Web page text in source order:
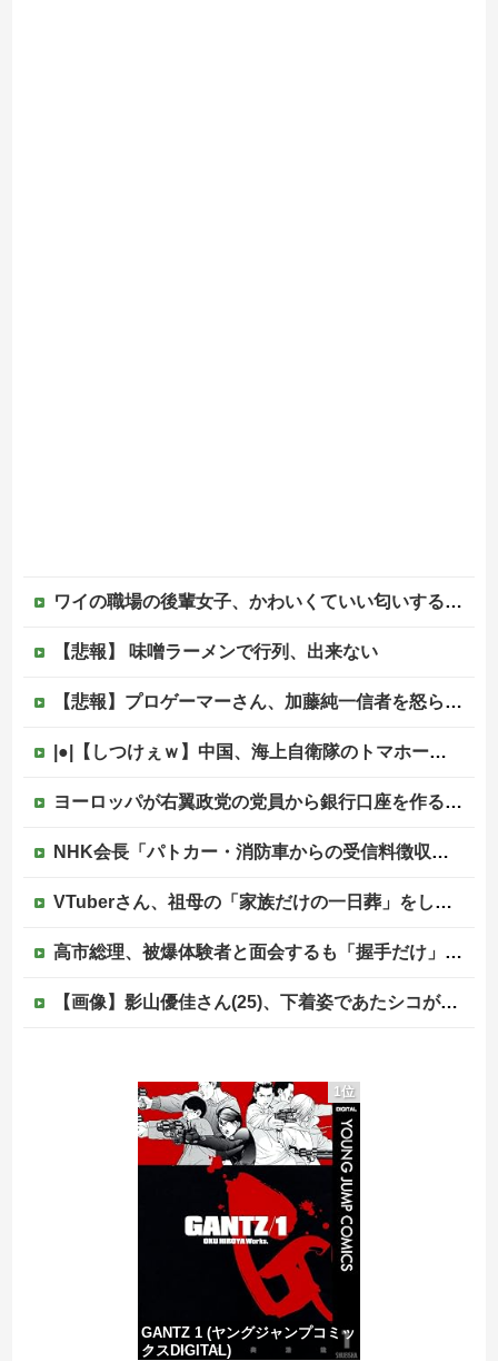
ワイの職場の後輩女子、かわいくていい匂いするけどマジでとんでもなく無能
【悲報】 味噌ラーメンで行列、出来ない
【悲報】プロゲーマーさん、加藤純一信者を怒らせてしまった結果、好き嫌い5位にwwwwwwww
|●|【しつけぇｗ】中国、海上自衛隊のトマホーク試射を批判「周辺の安全保障上の脅威を口実に再軍備を加速している」
ヨーロッパが右翼政党の党員から銀行口座を作る権利を剥奪、そのせいで皮肉すぎる展開に突入しており……
NHK会長「パトカー・消防車からの受信料徴収、猛反発が凄いので検討し直します…」他
VTuberさん、祖母の「家族だけの一日葬」をした結果ｗｗｗｗｗｗｗ
高市総理、被爆体験者と面会するも「握手だけ」←何のために会うんだよ…
【画像】影山優佳さん(25)、下着姿であたシコが止まらない
【犬笛】毎日新聞「ふるさと納税の返礼品に『戦闘機の清掃体験』」→サヨク発狂「徴兵制ガー！」…ネット「どういう論理構造を立てた結果その思考に至った...
ジャンポケ斎藤と代理人のやりとり、「地獄すぎて完全にコントになってる……」と衝撃を受ける人が続出中
中国人による密漁が止まらない
1位
GANTZ 1 (ヤングジャンプコミッ
クスDIGITAL)